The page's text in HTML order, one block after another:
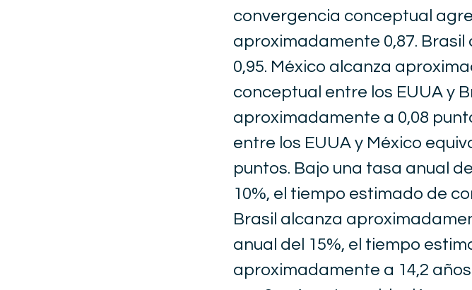
convergencia conceptual
aproximadamente 0,87.
0,95. México alcanza
conceptual entre los EUUA y
aproximadamente a 0,08
entre los EUUA y México
puntos. Bajo una tasa anual
10%, el tiempo estimado de
Brasil alcanza
anual del 15%, el tiempo
aproximadamente a 14,2